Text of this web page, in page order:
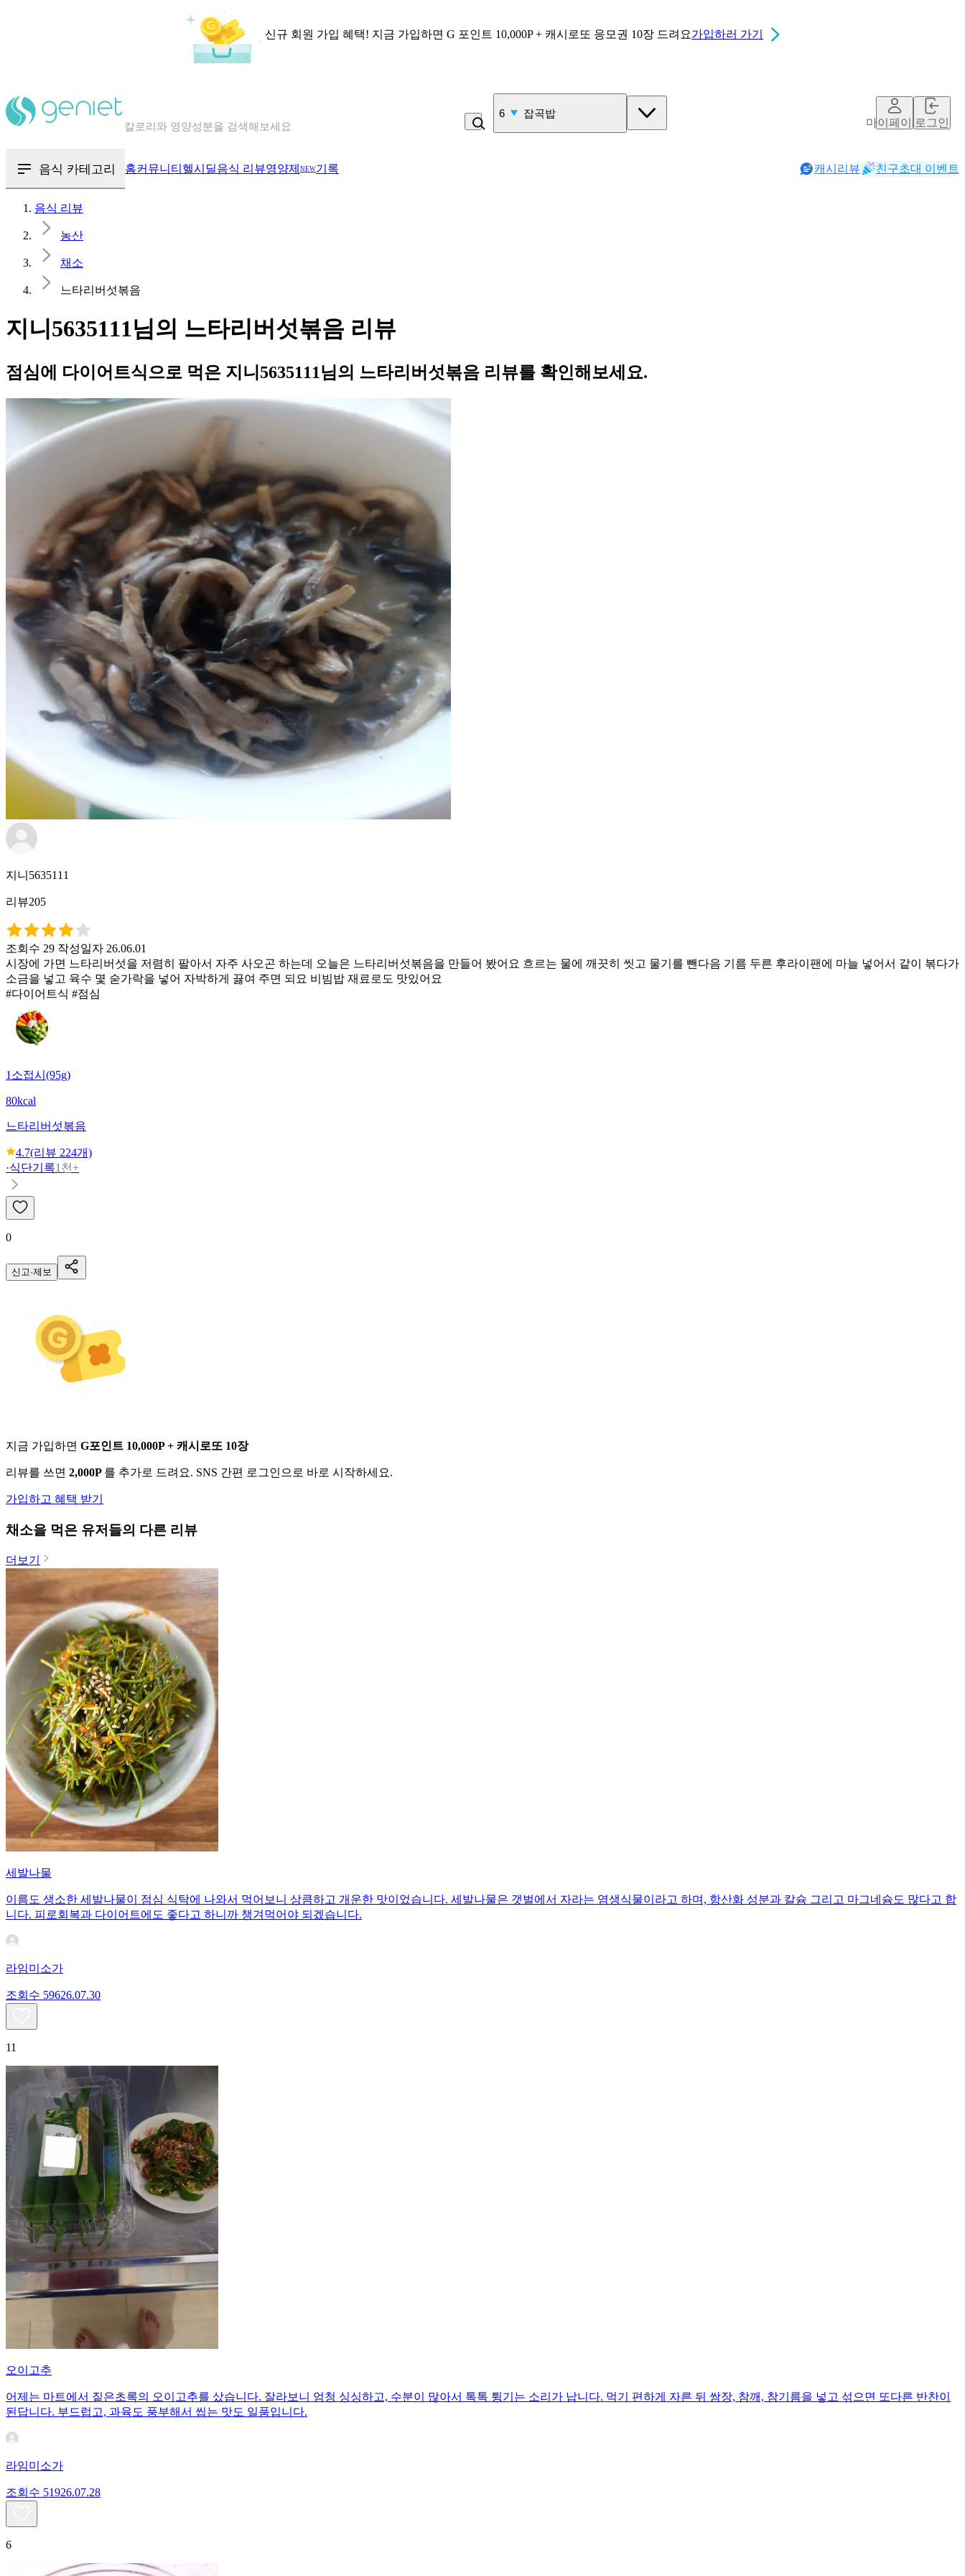
신규 회원 가입 혜택! 지금 가입하면 G 포인트 10,000P + 캐시로또 응모권 10장 드려요가입하러 가기
혈당 · 다이어트 음식 검색해보세요
7 김밥
마이페이지로그인
음식 카테고리 홈커뮤니티 헬시딜음식 리뷰영양제 NEW기록 캐시리뷰 친구초대 이벤트
음식 리뷰
농산
채소
느타리버섯볶음
지니5635111님의 느타리버섯볶음 리뷰
점심에 다이어트식으로 먹은 지니5635111님의 느타리버섯볶음 리뷰를 확인해보세요.
지니5635111
리뷰205
조회수 29 작성일자 26.06.01
시장에 가면 느타리버섯을 저렴히 팔아서 자주 사오곤 하는데 오늘은 느타리버섯볶음을 만들어 봤어요 흐르는 물에 깨끗히 씻고 물기를 뺀다음 기름 두른 후라이팬에 마늘 넣어서 같이 볶다가
소금을 넣고 육수 몇 숟가락을 넣어 자박하게 끓여 주면 되요 비빔밥 재료로도 맛있어요
#다이어트식 #점심
1소접시(95g)
80kcal
느타리버섯볶음
4.7(리뷰 224개)
·식단기록1천+
0
신고·제보
지금 가입하면 G포인트 10,000P + 캐시로또 10장
리뷰를 쓰면 2,000P 를 추가로 드려요. SNS 간편 로그인으로 바로 시작하세요.
가입하고 혜택 받기
채소을 먹은 유저들의 다른 리뷰
더보기
세발나물
이름도 생소한 세발나물이 점심 식탁에 나와서 먹어보니 상큼하고 개운한 맛이었습니다. 세발나물은 갯벌에서 자라는 염생식물이라고 하며, 항산화 성분과 칼슘 그리고 마그네슘도 많다고 합
니다. 피로회복과 다이어트에도 좋다고 하니까 챙겨먹어야 되겠습니다.
라임미소가
조회수 59626.07.30
11
오이고추
어제는 마트에서 짙은초록의 오이고추를 샀습니다. 잘라보니 엄청 싱싱하고, 수분이 많아서 톡톡 튕기는 소리가 납니다. 먹기 편하게 자른 뒤 쌈장, 참깨, 참기름을 넣고 섞으면 또다른 반찬이
된답니다. 부드럽고, 과육도 풍부해서 씹는 맛도 일품입니다.
라임미소가
조회수 51926.07.28
6